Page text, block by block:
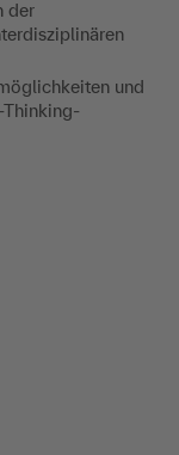
der
und